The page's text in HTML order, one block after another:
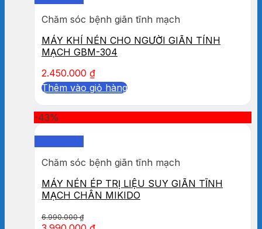
Chăm sóc bệnh giãn tĩnh mạch
MÁY KHÍ NÉN CHO NGƯỜI GIÃN TÍNH
MẠCH GBM-304
2.450.000 ₫
Thêm vào giỏ hàng
-43%
Chăm sóc bệnh giãn tĩnh mạch
MÁY NÉN ÉP TRỊ LIỆU SUY GIÃN TĨNH
MẠCH CHÂN MIKIDO
6.990.000₫